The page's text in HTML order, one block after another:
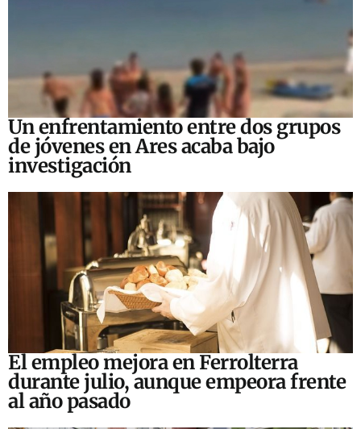
Un enfrentamiento entre dos grupos
de jóvenes en Ares acaba bajo
investigación
El empleo mejora en Ferrolterra
durante julio, aunque empeora frente
al año pasado